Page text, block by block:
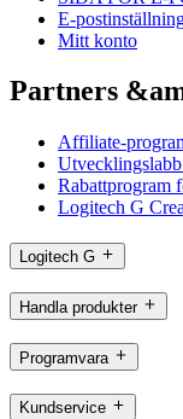
E-
Mitt konto
Partners
Affiliate-
Rabattprogram
Logitech G
Logitech G
Handla produkter
Programvara
Kundservice